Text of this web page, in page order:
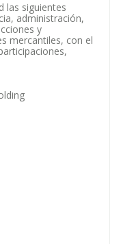
las siguientes
administración,
y
mercantiles, con el